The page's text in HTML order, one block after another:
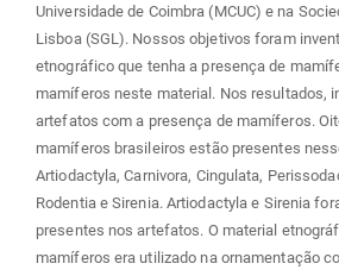
Universidade de Coimbra (MCUC) e na
Lisboa (SGL). Nossos objetivos foram
etnográfico que tenha a presença de
mamíferos neste material. Nos resultados,
artefatos com a presença de mamíferos.
mamíferos brasileiros estão presentes
Artiodactyla, Carnivora, Cingulata,
Rodentia e Sirenia. Artiodactyla e Sirenia
presentes nos artefatos. O material
mamíferos era utilizado na ornamentação